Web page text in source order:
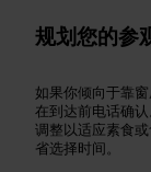
规划您的参
如果你倾向于靠
在到达前电话确
调整以适应素食
省选择时间。